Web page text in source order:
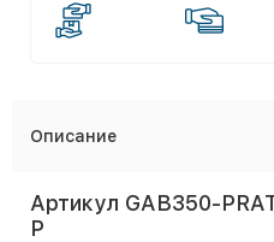
Описание
Артикул GAB350-
P